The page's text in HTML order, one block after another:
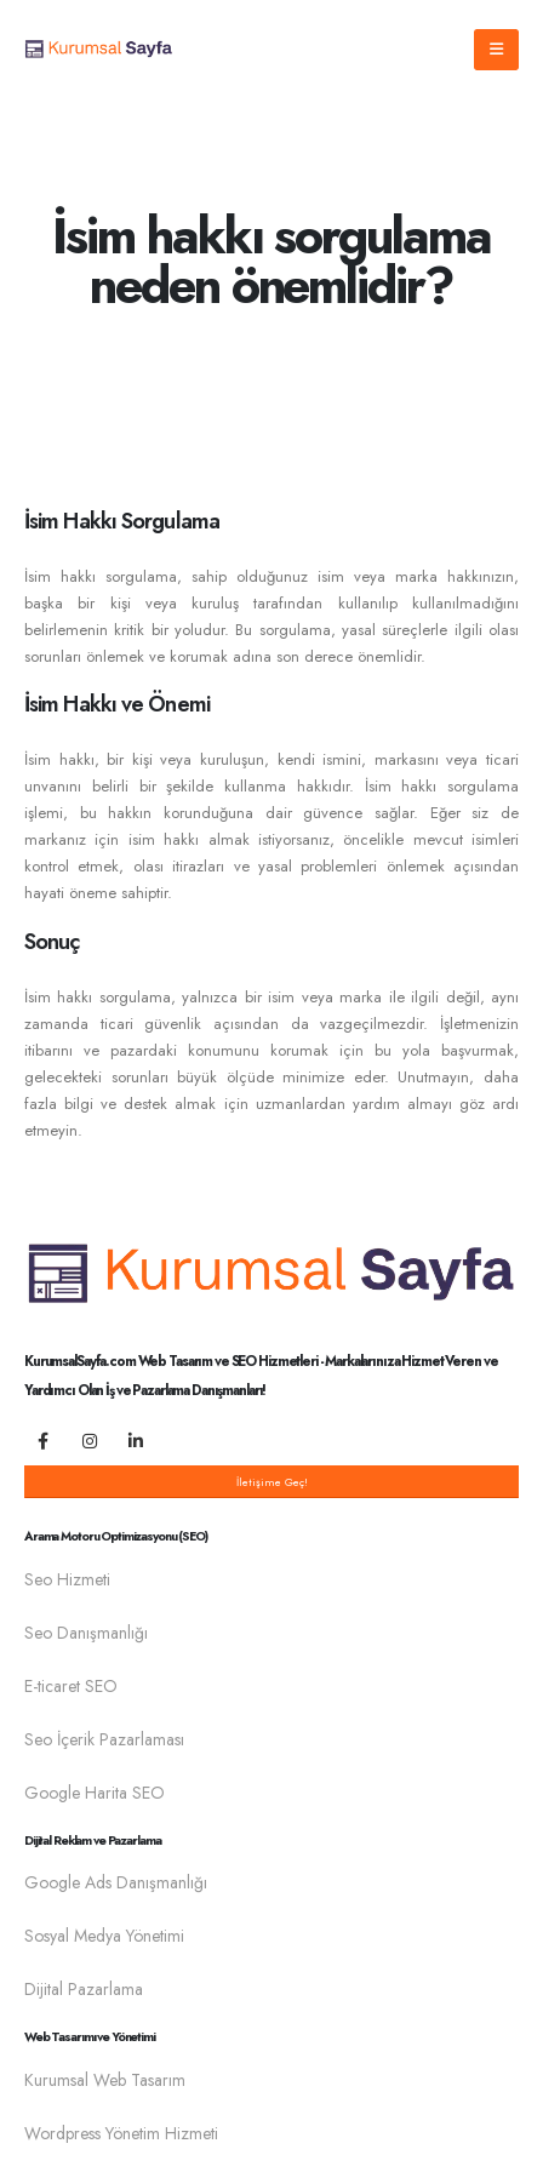
İsim hakkı sorgulama
neden önemlidir?
İsim Hakkı Sorgulama
İsim hakkı sorgulama, sahip olduğunuz isim veya marka hakkınızın,
başka bir kişi veya kuruluş tarafından kullanılıp kullanılmadığını
belirlemenin kritik bir yoludur. Bu sorgulama, yasal süreçlerle ilgili olası
sorunları önlemek ve korumak adına son derece önemlidir.
İsim Hakkı ve Önemi
İsim hakkı, bir kişi veya kuruluşun, kendi ismini, markasını veya ticari
unvanını belirli bir şekilde kullanma hakkıdır. İsim hakkı sorgulama
işlemi, bu hakkın korunduğuna dair güvence sağlar. Eğer siz de
markanız için isim hakkı almak istiyorsanız, öncelikle mevcut isimleri
kontrol etmek, olası itirazları ve yasal problemleri önlemek açısından
hayati öneme sahiptir.
Sonuç
İsim hakkı sorgulama, yalnızca bir isim veya marka ile ilgili değil, aynı
zamanda ticari güvenlik açısından da vazgeçilmezdir. İşletmenizin
itibarını ve pazardaki konumunu korumak için bu yola başvurmak,
gelecekteki sorunları büyük ölçüde minimize eder. Unutmayın, daha
fazla bilgi ve destek almak için uzmanlardan yardım almayı göz ardı
etmeyin.
KurumsalSayfa.com Web Tasarım ve SEO Hizmetleri - Markalarınıza Hizmet Veren ve
Yardımcı Olan İş ve Pazarlama Danışmanları!
İletişime Geç!
Arama Motoru Optimizasyonu (SEO)
Seo Hizmeti
Seo Danışmanlığı
E-ticaret SEO
Seo İçerik Pazarlaması
Google Harita SEO
Dijital Reklam ve Pazarlama
Google Ads Danışmanlığı
Sosyal Medya Yönetimi
Dijital Pazarlama
Web Tasarımı ve Yönetimi
Kurumsal Web Tasarım
Wordpress Yönetim Hizmeti